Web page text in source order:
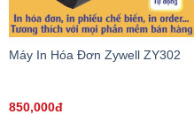
Máy In Hóa Đơn Zywell ZY302
850,000đ